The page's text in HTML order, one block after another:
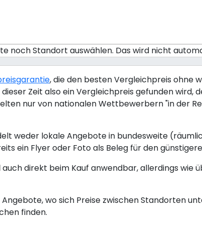
noch Standort auswählen. Das wird nicht
, die den besten Vergleichpreis ohne
Zeit also ein Vergleichpreis gefunden wird,
nur von nationalen Wettbewerbern "in der
weder lokale Angebote in bundesweite
ein Flyer oder Foto als Beleg für den
direkt beim Kauf anwendbar, allerdings
wo sich Preise zwischen Standorten
finden.